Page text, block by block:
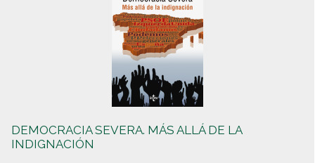
DEMOCRACIA SEVERA. MÁS ALLÁ DE LA
INDIGNACIÓN